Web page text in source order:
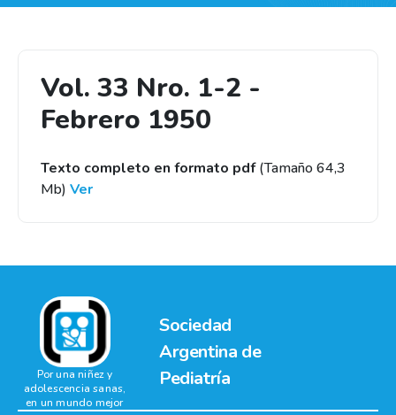
Vol. 33 Nro. 1-2 -
Febrero 1950
Texto completo en formato pdf(Tamaño 64,3
Mb) Ver
Sociedad
Argentina de
Pediatría
Por una niñez y
adolescencia sanas,
en un mundo mejor